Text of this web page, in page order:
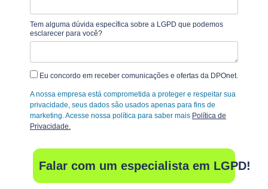
Tem alguma dúvida específica sobre a LGPD que podemos
esclarecer para você?
Eu concordo em receber comunicações e ofertas da DPOnet.
A nossa empresa está comprometida a proteger e respeitar sua
privacidade, seus dados são usados apenas para fins de
marketing. Acesse nossa política para saber mais Política de
Privacidade.
Falar com um especialista em LGPD!